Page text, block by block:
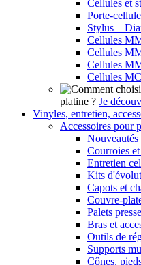
Cellules et
Porte-
Stylus –
Cellules
Cellules
Cellules
Cellules
platine ? Je
Vinyles, entretien,
Accessoires pour
Nouveautés
Courroies
Entretien
Kits
Capots et
Couvre-
Palets
Bras et
Outils de
Supports
Cônes,